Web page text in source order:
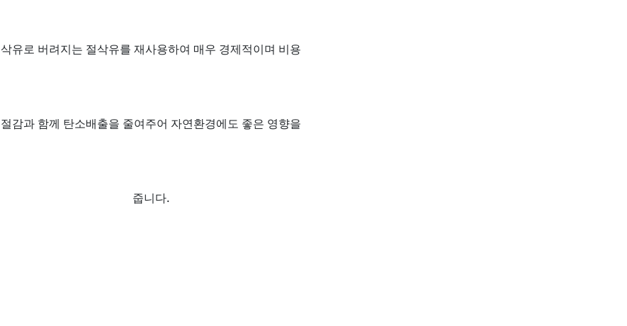
삭유로 버려지는 절삭유를 재사용하여 매우 경제적이며 비용
절감과 함께 탄소배출을 줄여주어 자연환경에도 좋은 영향을
줍니다.